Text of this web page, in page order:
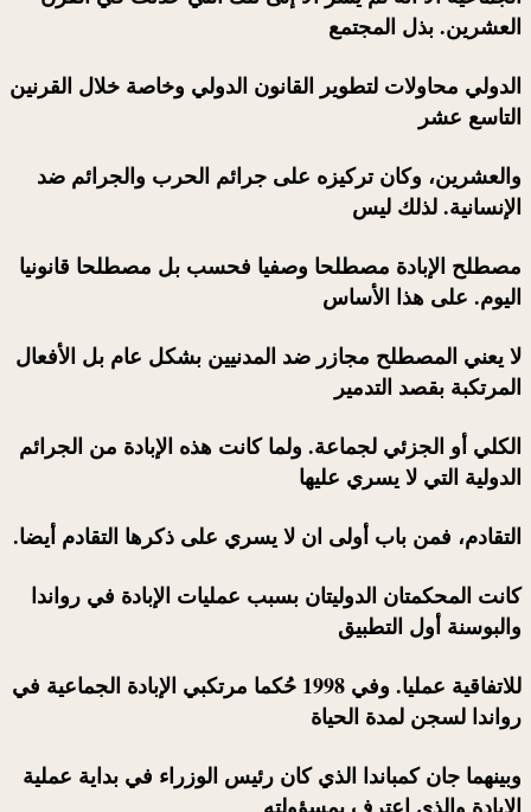
العشرين. بذل المجتمع
الدولي محاولات لتطوير القانون الدولي وخاصة خلال القرنين
التاسع عشر
والعشرين، وكان تركيزه على جرائم الحرب والجرائم ضد
الإنسانية. لذلك ليس
مصطلح الإبادة مصطلحا وصفيا فحسب بل مصطلحا قانونيا
اليوم. على هذا الأساس
لا يعني المصطلح مجازر ضد المدنيين بشكل عام بل الأفعال
المرتكبة بقصد التدمير
الكلي أو الجزئي لجماعة. ولما كانت هذه الإبادة من الجرائم
الدولية التي لا يسري عليها
التقادم، فمن باب أولى ان لا يسري على ذكرها التقادم أيضا.
كانت المحكمتان الدوليتان بسبب عمليات الإبادة في رواندا
والبوسنة أول التطبيق
للاتفاقية عمليا. وفي 1998 حُكما مرتكبي الإبادة الجماعية في
رواندا لسجن لمدة الحياة
وبينهما جان كمباندا الذي كان رئيس الوزراء في بداية عملية
الإبادة والذي اعترف بمسؤولته